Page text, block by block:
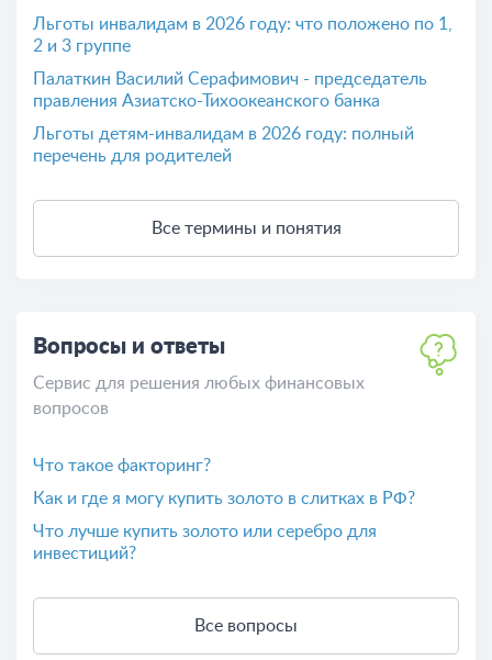
Льготы инвалидам в 2026 году: что положено по 1,
2 и 3 группе
Палаткин Василий Серафимович - председатель
правления Азиатско-Тихоокеанского банка
Льготы детям-инвалидам в 2026 году: полный
перечень для родителей
Все термины и понятия
Вопросы и ответы
Сервис для решения любых финансовых
вопросов
Что такое факторинг?
Как и где я могу купить золото в слитках в РФ?
Что лучше купить золото или серебро для
инвестиций?
Все вопросы